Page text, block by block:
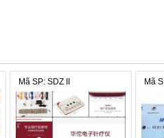
xem các pin có tiếp xúc không, pin
các giắc cấm chưa, các dây điện
cả phần âm và dương
Mã SP: SDZ II Mã